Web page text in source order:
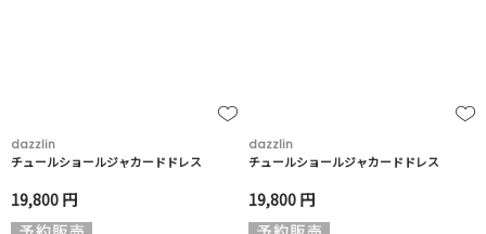
dazzlin
チュールショールジャカードドレス
19,800 円
dazzlin
チュールショールジャカードドレス
19,800 円